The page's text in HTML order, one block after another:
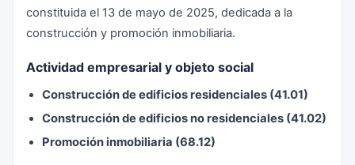
constituida el 13 de mayo de 2025, dedicada a la
construcción y promoción inmobiliaria.
Actividad empresarial y objeto social
Construcción de edificios residenciales (41.01)
Construcción de edificios no residenciales (41.02)
Promoción inmobiliaria (68.12)